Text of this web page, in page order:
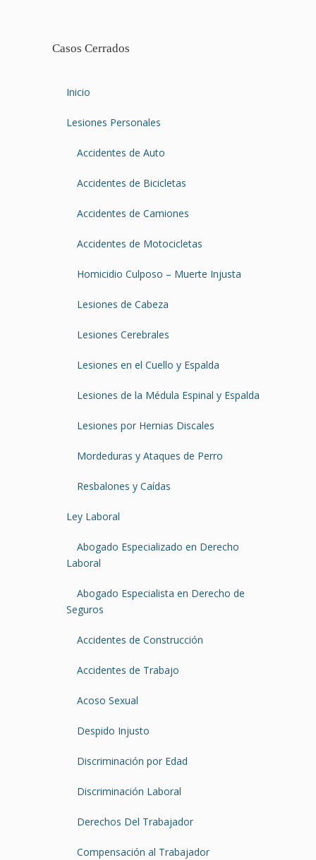
Casos Cerrados
Inicio
Lesiones Personales
Accidentes de Auto
Accidentes de Bicicletas
Accidentes de Camiones
Accidentes de Motocicletas
Homicidio Culposo – Muerte Injusta
Lesiones de Cabeza
Lesiones Cerebrales
Lesiones en el Cuello y Espalda
Lesiones de la Médula Espinal y Espalda
Lesiones por Hernias Discales
Mordeduras y Ataques de Perro
Resbalones y Caídas
Ley Laboral
Abogado Especializado en Derecho
Laboral
Abogado Especialista en Derecho de
Seguros
Accidentes de Construcción
Accidentes de Trabajo
Acoso Sexual
Despido Injusto
Discriminación por Edad
Discriminación Laboral
Derechos Del Trabajador
Compensación al Trabajador